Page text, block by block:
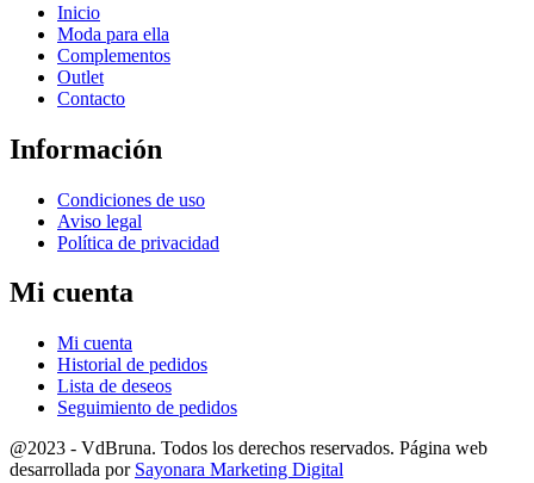
Inicio
Moda para ella
Complementos
Outlet
Contacto
Información
Condiciones de uso
Aviso legal
Política de privacidad
Mi cuenta
Mi cuenta
Historial de pedidos
Lista de deseos
Seguimiento de pedidos
@2023 - VdBruna. Todos los derechos reservados. Página web
desarrollada por Sayonara Marketing Digital